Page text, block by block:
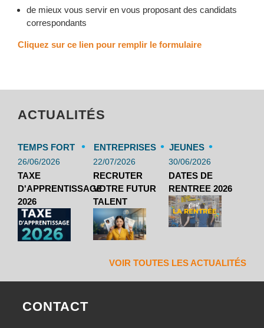
de mieux vous servir en vous proposant des candidats
correspondants
Cliquez sur ce lien pour remplir le formulaire
ACTUALITÉS
TEMPS FORT •
26/06/2026
TAXE
D'APPRENTISSAGE
2026
ENTREPRISES •
22/07/2026
RECRUTER
VOTRE FUTUR
TALENT
JEUNES •
30/06/2026
DATES DE
RENTREE 2026
VOIR TOUTES LES ACTUALITÉS
CONTACT